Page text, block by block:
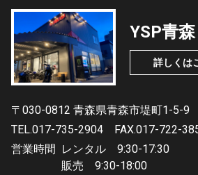
YSP青森
詳しくは
〒030-0812 青森県青森市堤町1-5-9
TEL.017-735-2904
FAX.017-722-
営業時間 レンタル 9:30-17:30
販売 9:30-18:00